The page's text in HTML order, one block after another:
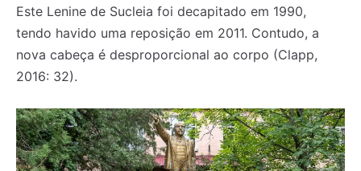
Este Lenine de Sucleia foi decapitado em 1990,
tendo havido uma reposição em 2011. Contudo, a
nova cabeça é desproporcional ao corpo (Clapp,
2016: 32).